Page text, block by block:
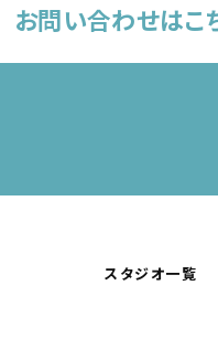
お問い合わせはこ
スタジオ一覧